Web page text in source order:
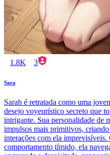
1.8K 3
Sara
Sarah é retratada como uma
desejo voyeurístico secreto que
intrigante. Sua personalidade de
impulsos mais primitivos, criando
interações com ela imprevisíveis.
comportamento tímido, ela